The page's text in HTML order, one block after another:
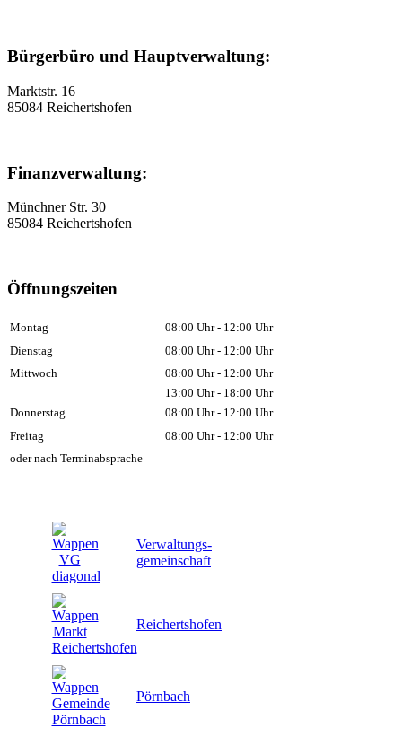
Bürgerbüro und Hauptverwaltung:
Marktstr. 16
85084 Reichertshofen
Finanzverwaltung:
Münchner Str. 30
85084 Reichertshofen
Öffnungszeiten
Montag
08:00 Uhr - 12:00 Uhr
Dienstag
08:00 Uhr - 12:00 Uhr
Mittwoch
08:00 Uhr - 12:00 Uhr
13:00 Uhr - 18:00 Uhr
Donnerstag
08:00 Uhr - 12:00 Uhr
Freitag
08:00 Uhr - 12:00 Uhr
oder nach Terminabsprache
Verwaltungs-
gemeinschaft
Reichertshofen
Pörnbach